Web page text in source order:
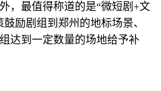
，最值得称道的是“微短剧+文
励剧组到郑州的地标场景、
达到一定数量的场地给予补